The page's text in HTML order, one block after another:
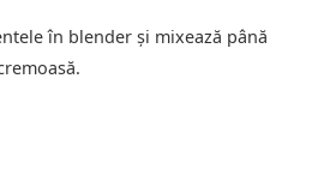
în blender și mixează până